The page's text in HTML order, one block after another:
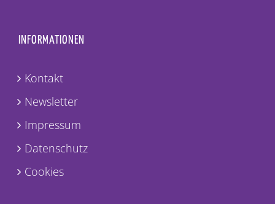
INFORMATIONEN
Kontakt
Newsletter
Impressum
Datenschutz
Cookies